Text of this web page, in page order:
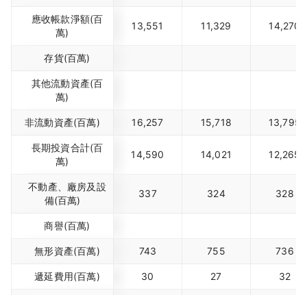
應收帳款淨額(百
萬)
13,551 11,329 14,270
存貨(百萬)
其他流動資產(百
萬)
非流動資產(百萬) 16,257 15,718 13,795
長期投資合計(百
萬)
14,590 14,021 12,265
不動產、廠房及設
備(百萬)
337 324 328
商譽(百萬)
無形資產(百萬) 743 755 736
遞延費用(百萬) 30 27 32